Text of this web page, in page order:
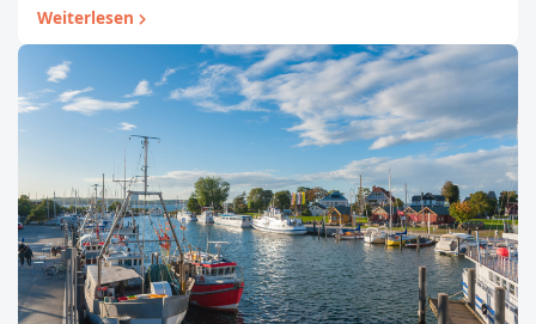
Weiterlesen